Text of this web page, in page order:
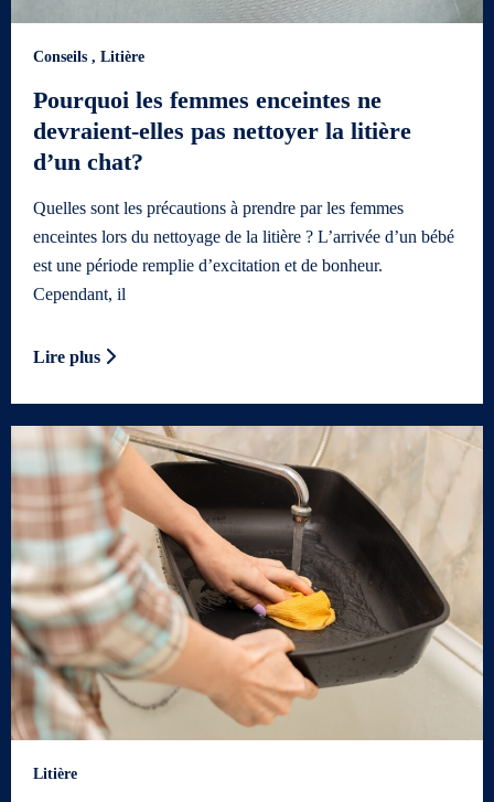
Conseils , Litière
Pourquoi les femmes enceintes ne
devraient-elles pas nettoyer la litière
d’un chat?
Quelles sont les précautions à prendre par les femmes
enceintes lors du nettoyage de la litière ? L’arrivée d’un bébé
est une période remplie d’excitation et de bonheur.
Cependant, il
Lire plus
Litière